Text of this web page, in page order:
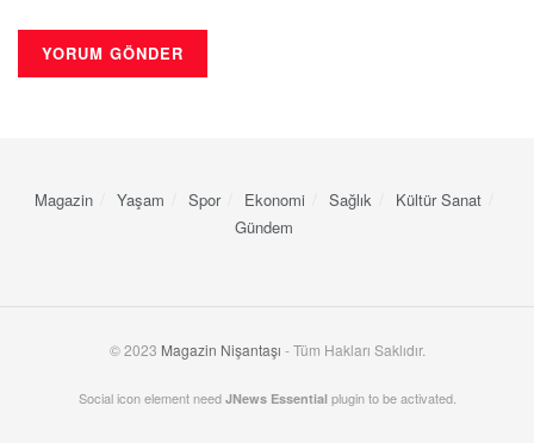
Magazin Yaşam Spor Ekonomi Sağlık
Kültür Sanat
Gündem
© 2023 Magazin Nişantaşı - Tüm Hakları Saklıdır.
Social icon element need JNews Essentialplugin to be activated.